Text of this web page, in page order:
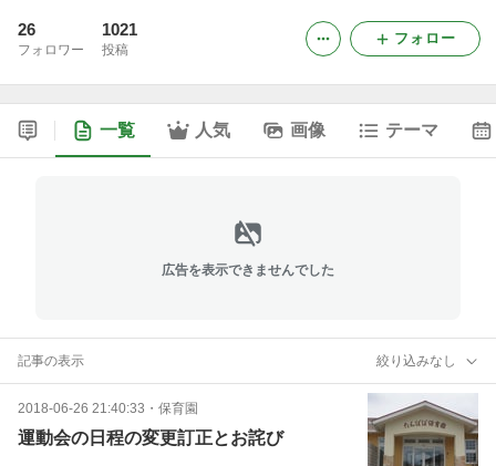
26
フォロワー
1021
投稿
フォロー
一覧 人気 画像 テーマ
広告を表示できませんでした
記事の表示 絞り込みなし
2018-06-26 21:40:33 ・ 保育園
運動会の日程の変更訂正とお詫び